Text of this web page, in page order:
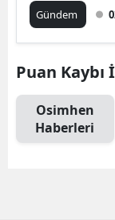
Gündem
Puan
Osimhen
Haberleri